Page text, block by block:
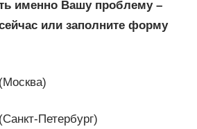
именно Вашу проблему –
или заполните форму
Петербург)